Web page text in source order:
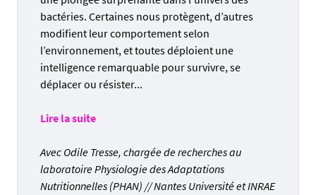
bactéries. Certaines nous protègent, d’autres
modifient leur comportement selon
l’environnement, et toutes déploient une
intelligence remarquable pour survivre, se
déplacer ou résister...
Lire la suite
Avec Odile Tresse, chargée de recherches au
laboratoire Physiologie des Adaptations
Nutritionnelles (PHAN) // Nantes Université et INRAE